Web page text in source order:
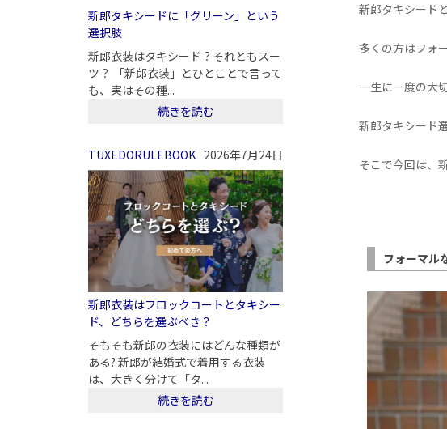
新郎タキシード
多くの方はフォ
一生に一度の大
新郎タキシード
そこで今回は、
フォーマル
新郎タキシードに「グリーン」という
選択肢
新郎衣装はタキシード？それともスー
ツ？ 「新郎衣装」とひとことで言って
も、実はその種...
続きを読む
TUXEDORULEBOOK 2026年7月24日
新郎衣装はフロックコートとタキシー
ド、どちらを選ぶべき？
そもそも新郎の衣装にはどんな種類が
ある? 新郎が結婚式で着用する衣装
は、大きく分けて「タ...
続きを読む